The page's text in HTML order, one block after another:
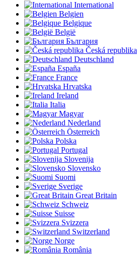
International
Belgien
Belgique
België
България
Česká republika
Deutschland
España
France
Hrvatska
Ireland
Italia
Magyar
Nederland
Österreich
Polska
Portugal
Slovenija
Slovensko
Suomi
Sverige
Great Britain
Schweiz
Suisse
Svizzera
Switzerland
Norge
România